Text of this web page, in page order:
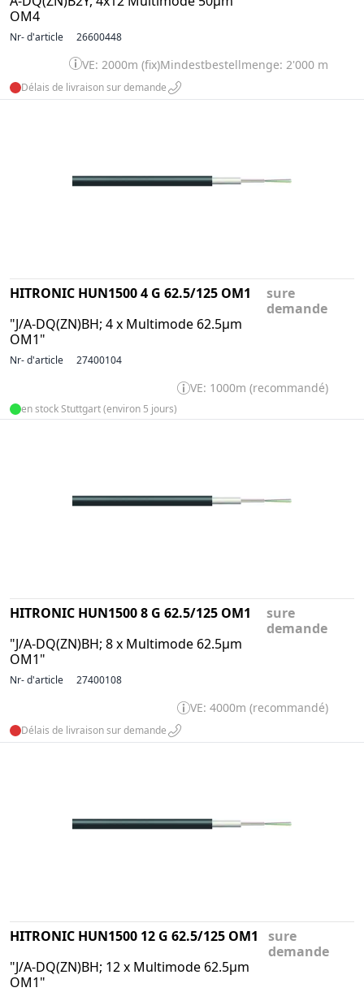
OM4
Nr- d'article 26600448
VE: 2000m (fix)Mindestbestellmenge: 2'000 m
Délais de livraison sur demande
HITRONIC HUN1500 4 G 62.5/125 OM1
"J/A-DQ(ZN)BH; 4 x Multimode 62.5µm
OM1"
sure
demande
Nr- d'article 27400104
VE: 1000m (recommandé)
en stock Stuttgart (environ 5 jours)
HITRONIC HUN1500 8 G 62.5/125 OM1
"J/A-DQ(ZN)BH; 8 x Multimode 62.5µm
OM1"
sure
demande
Nr- d'article 27400108
VE: 4000m (recommandé)
Délais de livraison sur demande
HITRONIC HUN1500 12 G 62.5/125 OM1
"J/A-DQ(ZN)BH; 12 x Multimode 62.5µm
OM1"
sure
demande